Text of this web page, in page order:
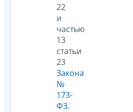
22
и
частью
13
статьи
23
Закона
№
173-
ФЗ.